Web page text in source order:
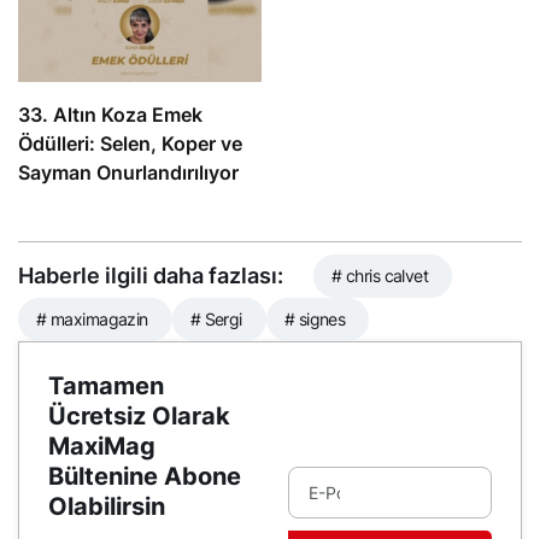
33. Altın Koza Emek
Ödülleri: Selen, Koper ve
Sayman Onurlandırılıyor
Haberle ilgili daha fazlası: # chris calvet
# maximagazin # Sergi # signes
Tamamen
Ücretsiz Olarak
MaxiMag
Bültenine Abone
Olabilirsin